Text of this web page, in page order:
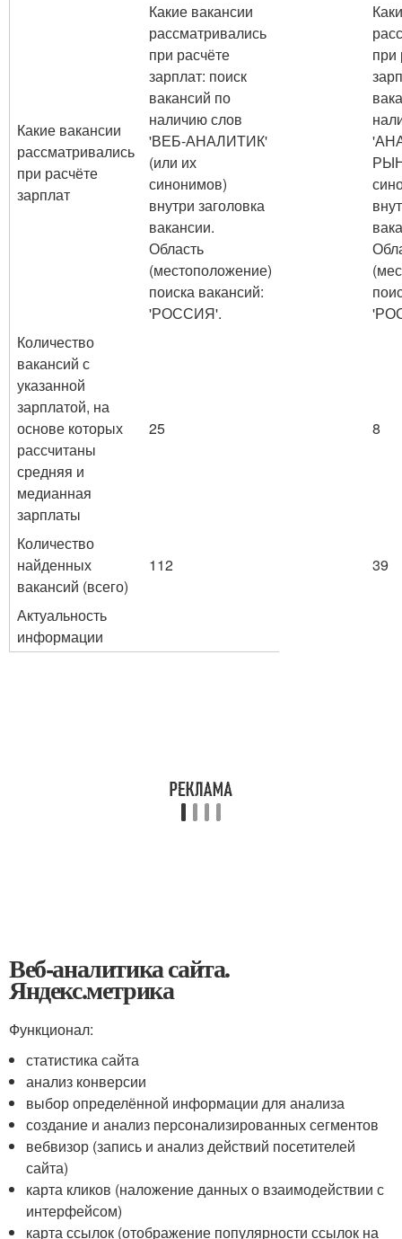
Какие вакансии
рассматривались
при расчёте
зарплат
Какие вакансии
рассматривались
при расчёте
зарплат: поиск
вакансий по
наличию слов
'ВЕБ-АНАЛИТИК'
(или их
синонимов)
внутри заголовка
вакансии.
Область
(местоположение)
поиска вакансий:
'РОССИЯ'.
при
Количество
вакансий с
указанной
зарплатой, на
основе которых
рассчитаны
средняя и
медианная
зарплаты
25 8
Количество
найденных
вакансий (всего)
112 39
Актуальность
информации
Веб-аналитика сайта.
Яндекс.метрика
Функционал:
статистика сайта
анализ конверсии
выбор определённой информации для анализа
создание и анализ персонализированных сегментов
вебвизор (запись и анализ действий посетителей
сайта)
карта кликов (наложение данных о взаимодействии с
интерфейсом)
карта ссылок (отображение популярности ссылок на